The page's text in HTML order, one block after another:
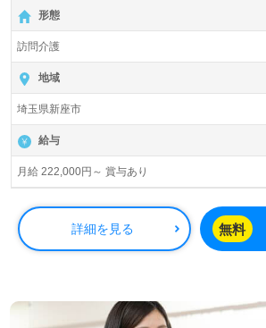
形態
訪問介護
地域
埼玉県新座市
給与
月給 222,000円～ 賞与あり
詳細を見る 無料